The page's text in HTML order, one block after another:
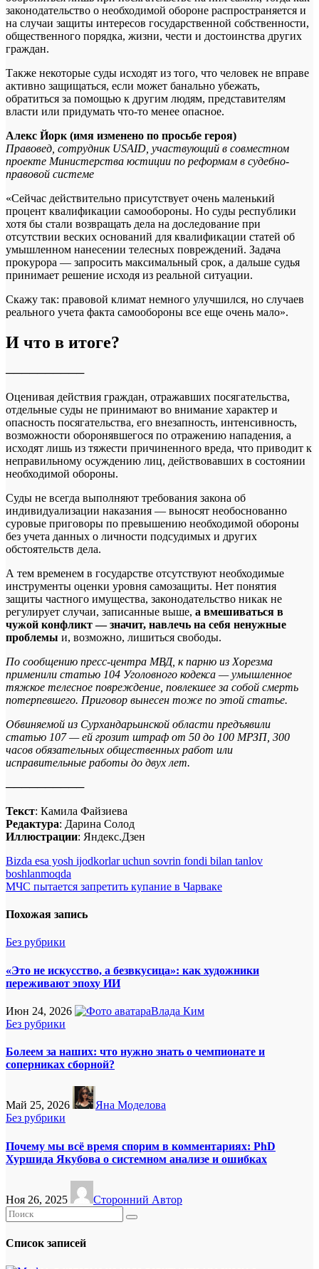
законодательство о необходимой обороне распространяется и
на случаи защиты интересов государственной собственности,
общественного порядка, жизни, чести и достоинства других
граждан.
Также некоторые суды исходят из того, что человек не вправе
активно защищаться, если может банально убежать,
обратиться за помощью к другим людям, представителям
власти или придумать что-то менее опасное.
Алекс Йорк (имя изменено по просьбе героя)
Правовед, сотрудник USAID, участвующий в совместном
проекте Министерства юстиции по реформам в судебно-
правовой системе
«Сейчас действительно присутствует очень маленький
процент квалификации самообороны. Но суды республики
хотя бы стали возвращать дела на доследование при
отсутствии веских оснований для квалификации статей об
умышленном нанесении телесных повреждений. Задача
прокурора — запросить максимальный срок, а дальше судья
принимает решение исходя из реальной ситуации.
Скажу так: правовой климат немного улучшился, но случаев
реального учета факта самообороны все еще очень мало».
И что в итоге?
──────────
Оценивая действия граждан, отражавших посягательства,
отдельные суды не принимают во внимание характер и
опасность посягательства, его внезапность, интенсивность,
возможности оборонявшегося по отражению нападения, а
исходят лишь из тяжести причиненного вреда, что приводит к
неправильному осуждению лиц, действовавших в состоянии
необходимой обороны.
Суды не всегда выполняют требования закона об
индивидуализации наказания — выносят необоснованно
суровые приговоры по превышению необходимой обороны
без учета данных о личности подсудимых и других
обстоятельств дела.
А тем временем в государстве отсутствуют необходимые
инструменты оценки уровня самозащиты. Нет понятия
защиты частного имущества, законодательство никак не
регулирует случаи, записанные выше, а вмешиваться в
чужой конфликт — значит, навлечь на себя ненужные
проблемы и, возможно, лишиться свободы.
По сообщению пресс-центра МВД, к парню из Хорезма
применили статью 104 Уголовного кодекса — умышленное
тяжкое телесное повреждение, повлекшее за собой смерть
потерпевшего. Приговор вынесен тоже по этой статье.
Обвиняемой из Сурхандарьинской области предъявили
статью 107 — ей грозит штраф от 50 до 100 МРЗП, 300
часов обязательных общественных работ или
исправительные работы до двух лет.
──────────
Текст: Камила Файзиева
Редактура: Дарина Солод
Иллюстрации: Яндекс.Дзен
Навигация
по
Bizda esa yosh ijodkorlar uchun sovrin fondi bilan tanlov
boshlanmoqda
МЧС пытается запретить купание в Чарваке
Похожая запись
Без рубрики
«Это не искусство, а безвкусица»: как художники
переживают эпоху ИИ
Июн 24, 2026
Влада Ким
Без рубрики
Болеем за наших: что нужно знать о чемпионате и
соперниках сборной?
Май 25, 2026
Яна Моделова
Без рубрики
Почему мы всё время спорим в комментариях: PhD
Хуршида Якубова о системном анализе и ошибках
Ноя 26, 2025 Сторонний Автор
Список записей